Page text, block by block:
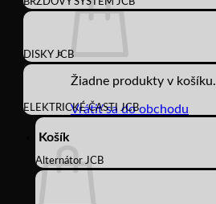
Žiadne produkty v košíku.
Vrátiť sa do obchodu
Košík
DISKY JCB
ELEKTRICKÉ ČASTI JCB
Alternátor JCB